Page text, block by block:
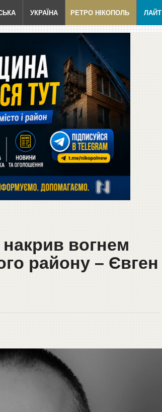
УКРАЇНА РЕТРО НІКОПОЛЬ ЛАЙТ
вогнем
району – Євген